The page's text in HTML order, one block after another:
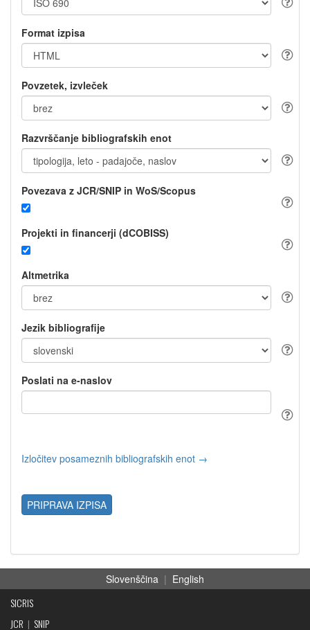
Format izpisa
Povzetek, izvleček
Razvrščanje bibliografskih enot
Povezava z JCR/SNIP in WoS/Scopus
Projekti in financerji (dCOBISS)
Altmetrika
Jezik bibliografije
Poslati na e-naslov
Izločitev posameznih bibliografskih enot →
PRIPRAVA IZPISA
Slovenščina | English
SICRIS
JCR | SNIP